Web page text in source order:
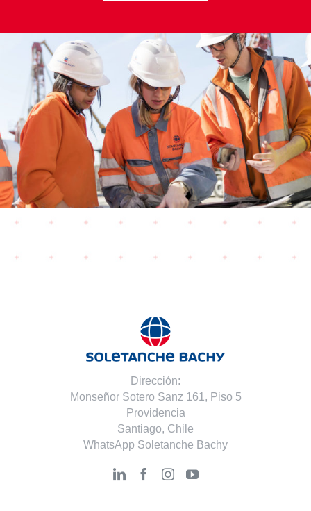
Dirección:
Monseñor Sotero Sanz 161, Piso 5
Providencia
Santiago, Chile
WhatsApp Soletanche Bachy